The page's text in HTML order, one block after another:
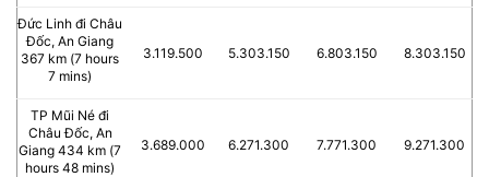
Đức Linh đi Châu
Đốc, An Giang
367 km (7 hours
7 mins)
3.119.500 5.303.150 6.803.150 8.303.150
TP Mũi Né đi
Châu Đốc, An
Giang 434 km (7
hours 48 mins)
3.689.000 6.271.300 7.771.300 9.271.300